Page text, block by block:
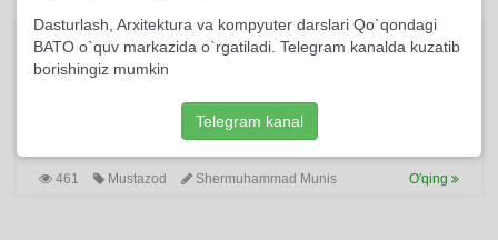
Ishqing o‘tidin o‘rtanadur...
Ushbu mustazod Shermuhammad Munisning g'oyat
va ayni damda o'z holidan mamnun holati ustalik bilan
461 Mustazod Shermuhammad Munis O'qing
Dasturlash, Arxitektura va kompyuter darslari Qo`qondagi
BATO o`quv markazida o`rgatiladi. Telegram kanalda kuzatib
borishingiz mumkin
Telegram kanal